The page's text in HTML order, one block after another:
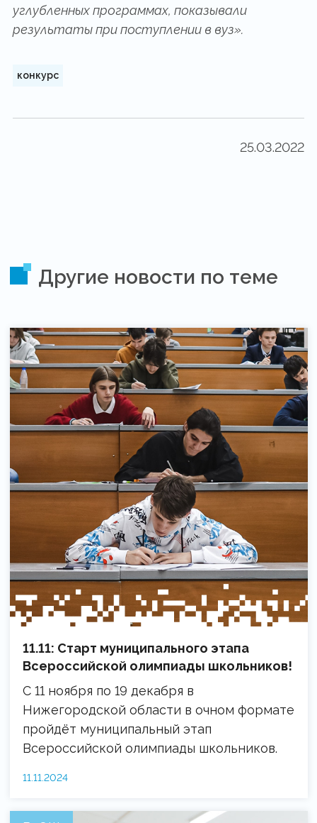
углубленных программах, показывали
результаты при поступлении в вуз».
конкурс
25.03.2022
Другие новости по теме
11.11: Старт муниципального этапа
Всероссийской олимпиады школьников!
С 11 ноября по 19 декабря в
Нижегородской области в очном формате
пройдёт муниципальный этап
Всероссийской олимпиады школьников.
11.11.2024